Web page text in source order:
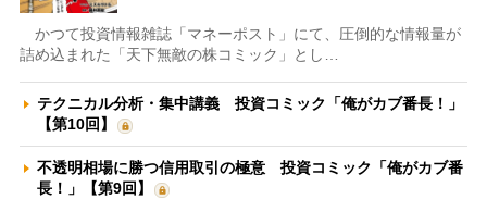
かつて投資情報雑誌「マネーポスト」にて、圧倒的な情報量が
詰め込まれた「天下無敵の株コミック」とし…
テクニカル分析・集中講義 投資コミック「俺がカブ番長！」
【第10回】
不透明相場に勝つ信用取引の極意 投資コミック「俺がカブ番
長！」【第9回】